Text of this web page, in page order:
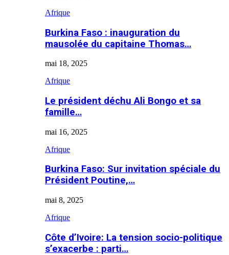
Afrique
Burkina Faso : inauguration du
mausolée du capitaine Thomas…
mai 18, 2025
Afrique
Le président déchu Ali Bongo et sa
famille…
mai 16, 2025
Afrique
Burkina Faso: Sur invitation spéciale du
Président Poutine,…
mai 8, 2025
Afrique
Côte d’Ivoire: La tension socio-politique
s’exacerbe : parti…